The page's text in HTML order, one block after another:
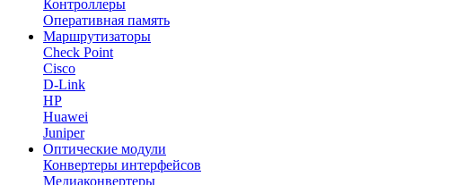
Контроллеры
Оперативная память
Маршрутизаторы
Check Point
Cisco
D-Link
HP
Huawei
Juniper
Оптические модули
Конвертеры интерфейсов
Медиаконвертеры